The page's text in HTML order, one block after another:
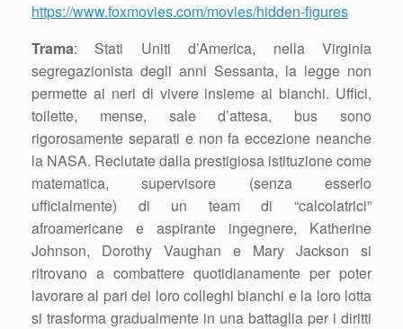
https://www.foxmovies.com/movies/hidden-figures
Trama: Stati Uniti d’America, nella Virginia
segregazionista degli anni Sessanta, la legge non
permette ai neri di vivere insieme ai bianchi. Uffici,
toilette, mense, sale d’attesa, bus sono
rigorosamente separati e non fa eccezione neanche
la NASA. Reclutate dalla prestigiosa istituzione come
matematica, supervisore (senza esserlo
ufficialmente) di un team di “calcolatrici”
afroamericane e aspirante ingegnere, Katherine
Johnson, Dorothy Vaughan e Mary Jackson si
ritrovano a combattere quotidianamente per poter
lavorare al pari dei loro colleghi bianchi e la loro lotta
si trasforma gradualmente in una battaglia per i diritti